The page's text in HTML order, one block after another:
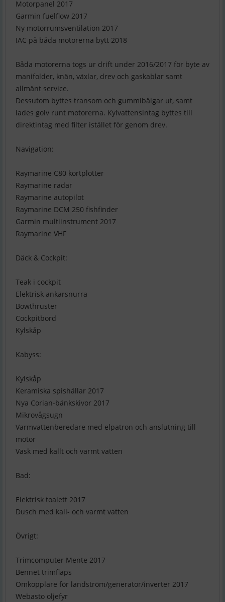
Motorpanel 2017
Garmin fuelflow 2017
Ny motorrumsventilation 2017
IAC på båda motorerna bytt 2018
Båda motorerna togs ur drift under 2016/2017 för byte av
manifolder, knän, växlar, drev och gaskablar samt
allmänt service.
Dessutom byttes transom och gummibälgar ut, samt
lades golv runt motorerna. Kylvattensintag byttes till
direktintag med filter istället för genom drev.
Navigation:
Raymarine C80 kortplotter
Raymarine radar
Raymarine autopilot
Raymarine DCM 250 fishfinder
Garmin multiinstrument 2017
Raymarine VHF
Däck & Cockpit:
Teak i cockpit
Elektrisk ankarsnurra
Bowthruster
Cockpitbord
Kylskåp
Kabyss:
Kylskåp
Keramiska spishällar 2017
Nya Corian-bänkskivor 2017
Mikrovågsugn
Varmvattenberedare med elpatron och anslutning till
motor
Vask med kallt och varmt vatten
Bad:
Elektrisk toalett 2017
Dusch med kall- och varmt vatten
Övrigt:
Trimcomputer Mente 2017
Bennet trimflaps
Omkopplare för landström/generator/inverter 2017
Webasto oljefyr